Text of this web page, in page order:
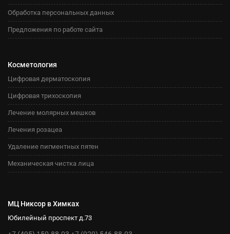
Обработка персональных данных
Предложения по работе сайта
Косметология
Цифровая дерматоскопия
Цифровая трихоскопия
Лечение молярных мешков
Лечения розацеа
Удаление пигментных пятен
Механическая чистка лица
МЦ Никсор в Химках
Юбилейный проспект д.73